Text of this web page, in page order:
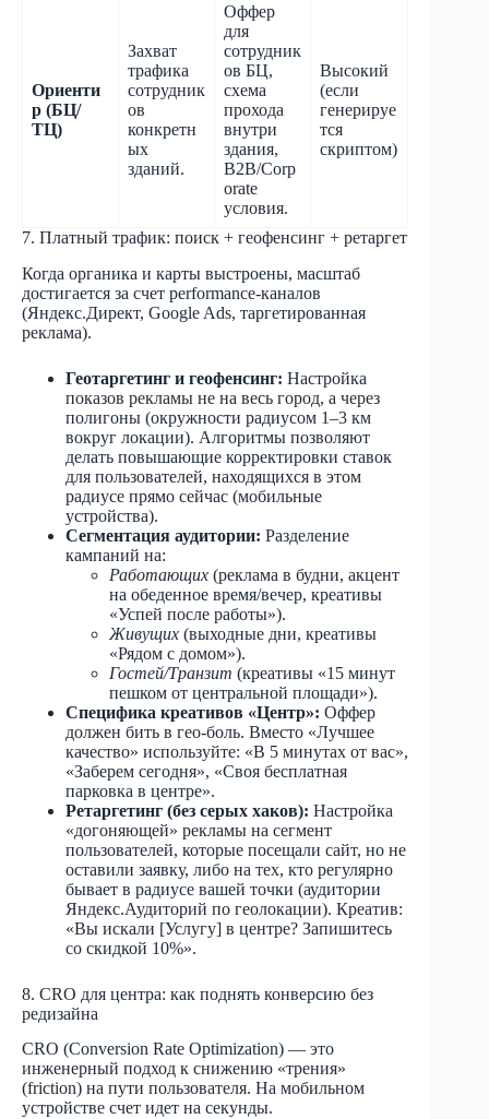
Ориенти
р (БЦ/
ТЦ)
Захват
трафика
сотрудник
ов
конкретн
ых
зданий.
Оффер
для
сотрудник
ов БЦ,
схема
прохода
внутри
здания,
B2B/Corp
orate
условия.
Высокий
(если
генерируе
тся
скриптом)
7. Платный трафик: поиск + геофенсинг + ретаргет
Когда органика и карты выстроены, масштаб
достигается за счет performance-каналов
(Яндекс.Директ, Google Ads, таргетированная
реклама).
Геотаргетинг и геофенсинг: Настройка
показов рекламы не на весь город, а через
полигоны (окружности радиусом 1–3 км
вокруг локации). Алгоритмы позволяют
делать повышающие корректировки ставок
для пользователей, находящихся в этом
радиусе прямо сейчас (мобильные
устройства).
Сегментация аудитории: Разделение
кампаний на:
Работающих (реклама в будни, акцент
на обеденное время/вечер, креативы
«Успей после работы»).
Живущих (выходные дни, креативы
«Рядом с домом»).
Гостей/Транзит (креативы «15 минут
пешком от центральной площади»).
Специфика креативов «Центр»: Оффер
должен бить в гео-боль. Вместо «Лучшее
качество» используйте: «В 5 минутах от вас»,
«Заберем сегодня», «Своя бесплатная
парковка в центре».
Ретаргетинг (без серых хаков): Настройка
«догоняющей» рекламы на сегмент
пользователей, которые посещали сайт, но не
оставили заявку, либо на тех, кто регулярно
бывает в радиусе вашей точки (аудитории
Яндекс.Аудиторий по геолокации). Креатив:
«Вы искали [Услугу] в центре? Запишитесь
со скидкой 10%».
8. CRO для центра: как поднять конверсию без
редизайна
CRO (Conversion Rate Optimization) — это
инженерный подход к снижению «трения»
(friction) на пути пользователя. На мобильном
устройстве счет идет на секунды.